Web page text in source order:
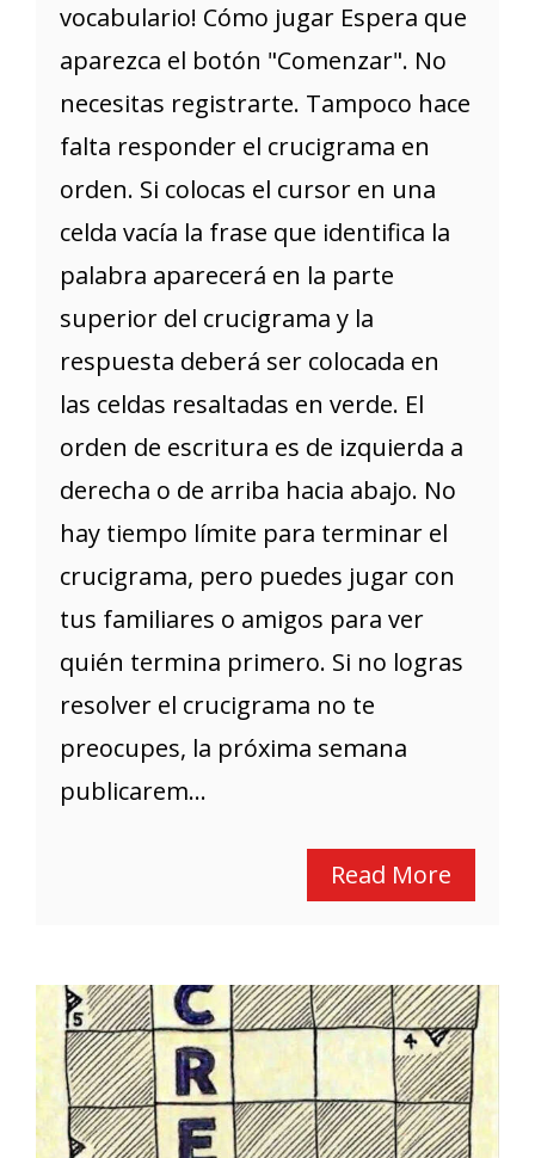
vocabulario! Cómo jugar Espera que
aparezca el botón "Comenzar". No
necesitas registrarte. Tampoco hace
falta responder el crucigrama en
orden. Si colocas el cursor en una
celda vacía la frase que identifica la
palabra aparecerá en la parte
superior del crucigrama y la
respuesta deberá ser colocada en
las celdas resaltadas en verde. El
orden de escritura es de izquierda a
derecha o de arriba hacia abajo. No
hay tiempo límite para terminar el
crucigrama, pero puedes jugar con
tus familiares o amigos para ver
quién termina primero. Si no logras
resolver el crucigrama no te
preocupes, la próxima semana
publicarem...
Read More